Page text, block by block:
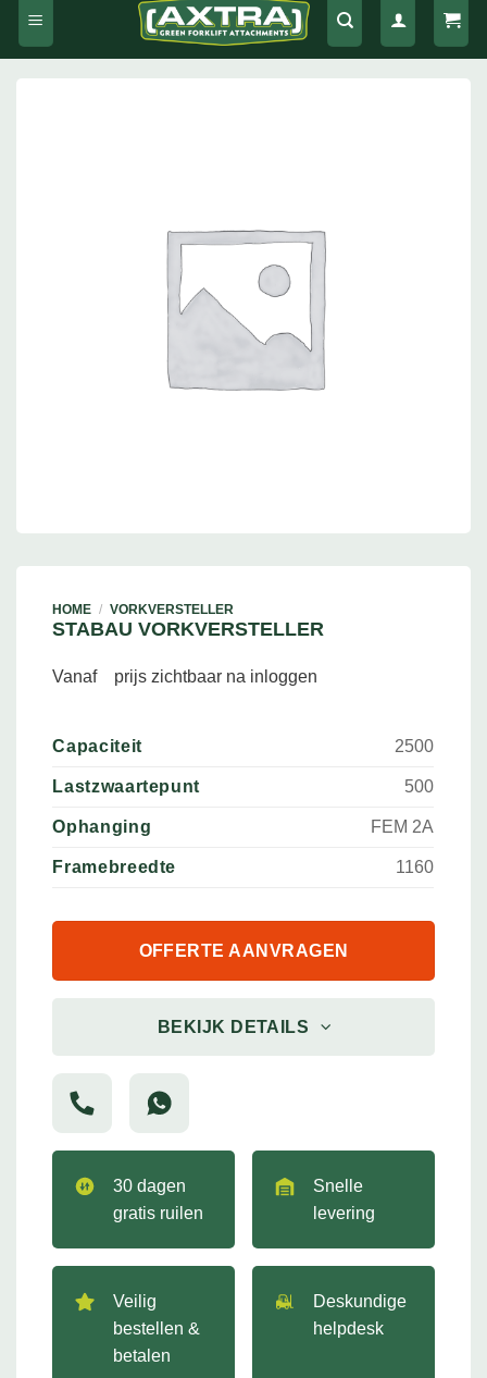
HOME / VORKVERSTELLER
STABAU VORKVERSTELLER
Vanaf prijs zichtbaar na inloggen
Capaciteit 2500
Lastzwaartepunt 500
Ophanging FEM 2A
Framebreedte 1160
OFFERTE AANVRAGEN
BEKIJK DETAILS
30 dagen
gratis ruilen
Snelle
levering
Veilig
bestellen &
betalen
Deskundige
helpdesk